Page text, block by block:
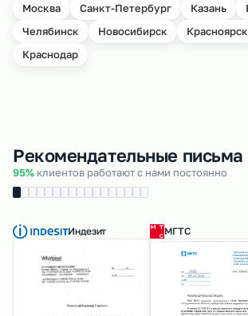
Москва Санкт-Петербург Казань
Челябинск
Новосибирск Красноярск
Краснодар
Рекомендательные письма
95% клиентов работают с нами постоянно
Индезит МГТС